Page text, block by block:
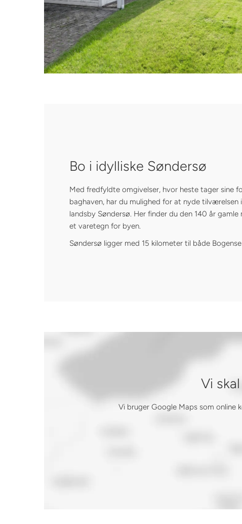
Bo i idylliske Søndersø
Med fredfyldte omgivelser, hvor heste tager sine
baghaven, har du mulighed for at nyde tilværelsen
landsby Søndersø. Her finder du den 140 år gamle
et varetegn for byen.
Søndersø ligger med 15 kilometer til både
Vi
Vi bruger Google Maps som online